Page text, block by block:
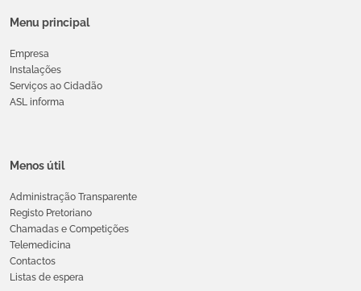
Menu principal
Empresa
Instalações
Serviços ao Cidadão
ASL informa
Menos útil
Administração Transparente
Registo Pretoriano
Chamadas e Competições
Telemedicina
Contactos
Listas de espera